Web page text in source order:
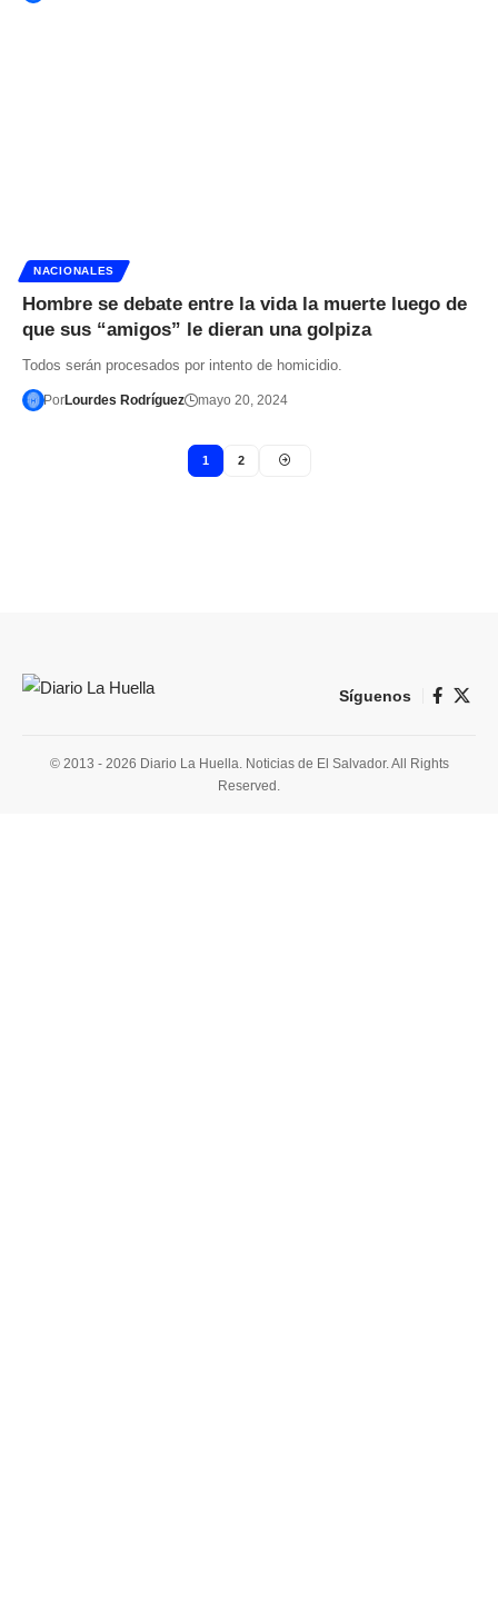
NACIONALES
Hombre se debate entre la vida la muerte luego de
que sus “amigos” le dieran una golpiza
Todos serán procesados por intento de homicidio.
PorLourdes Rodríguez mayo 20, 2024
1 2
Síguenos
© 2013 - 2026 Diario La Huella. Noticias de El Salvador. All Rights
Reserved.